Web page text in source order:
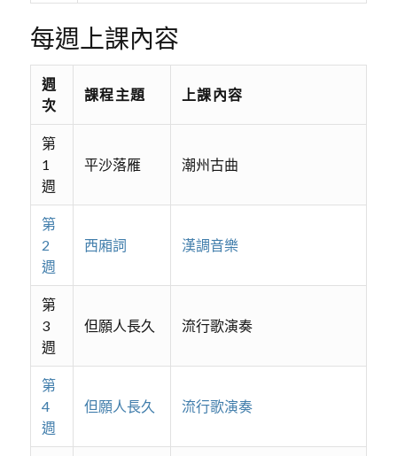
每週上課內容
週
次
課程主題 上課內容
第
1
週
平沙落雁 潮州古曲
第
2
週
西廂詞 漢調音樂
第
3
週
但願人長久 流行歌演奏
第
4
週
但願人長久 流行歌演奏